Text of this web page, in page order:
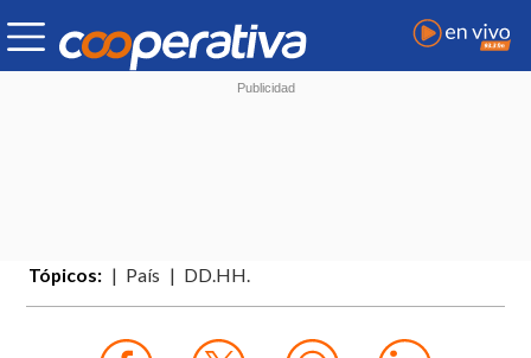
Tópicos: País DD.HH.